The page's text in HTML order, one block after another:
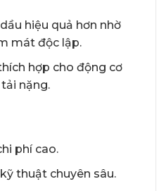
hiệu quả hơn nhờ
mát độc lập.
hợp cho động cơ
nặng.
phí cao.
thuật chuyên sâu.